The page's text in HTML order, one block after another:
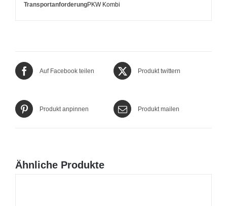
TransportanforderungPKW Kombi
Auf Facebook teilen Produkt twittern
Produkt anpinnen Produkt mailen
Ähnliche Produkte